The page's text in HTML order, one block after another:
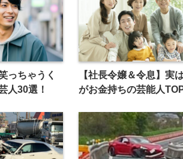
っちゃうく
人30選！
【社長令嬢＆令息】実
がお金持ちの芸能人